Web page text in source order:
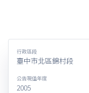
行政區段
臺中市北區錦村段
公告現值年度
2005